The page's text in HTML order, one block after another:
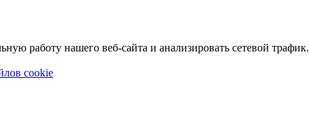
работу нашего веб-сайта и анализировать сетевой трафик.
cookie